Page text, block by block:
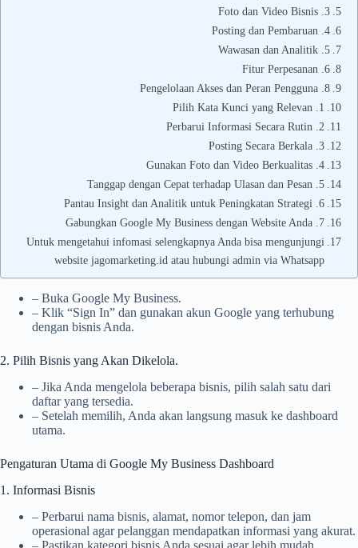
3. Foto dan Video Bisnis
4. Posting dan Pembaruan
5. Wawasan dan Analitik
6. Fitur Perpesanan
8. Pengelolaan Akses dan Peran Pengguna
1. Pilih Kata Kunci yang Relevan
2. Perbarui Informasi Secara Rutin
3. Posting Secara Berkala
4. Gunakan Foto dan Video Berkualitas
5. Tanggap dengan Cepat terhadap Ulasan dan Pesan
6. Pantau Insight dan Analitik untuk Peningkatan Strategi
7. Gabungkan Google My Business dengan Website Anda
Untuk mengetahui infomasi selengkapnya Anda bisa mengunjungi
website jagomarketing.id atau hubungi admin via Whatsapp
– Buka Google My Business.
– Klik “Sign In” dan gunakan akun Google yang terhubung
dengan bisnis Anda.
2. Pilih Bisnis yang Akan Dikelola.
– Jika Anda mengelola beberapa bisnis, pilih salah satu dari
daftar yang tersedia.
– Setelah memilih, Anda akan langsung masuk ke dashboard
utama.
Pengaturan Utama di Google My Business Dashboard
1. Informasi Bisnis
– Perbarui nama bisnis, alamat, nomor telepon, dan jam
operasional agar pelanggan mendapatkan informasi yang akurat.
– Pastikan kategori bisnis Anda sesuai agar lebih mudah